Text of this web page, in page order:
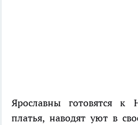
Ярославны готовятся к
платья, наводят уют в